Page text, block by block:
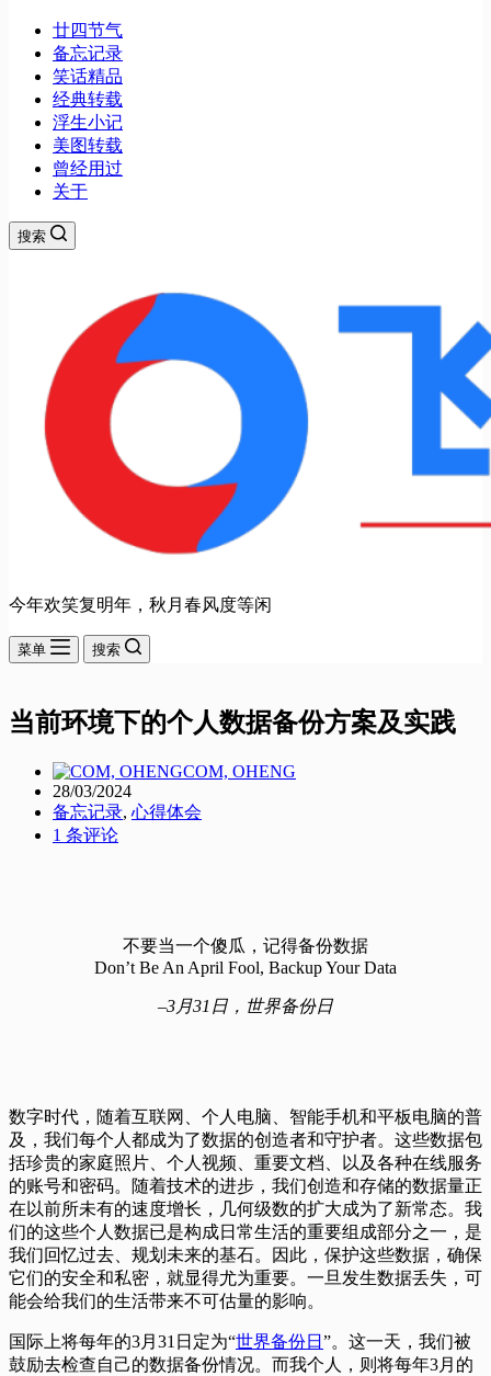
廿四节气
备忘记录
笑话精品
经典转载
浮生小记
美图转载
曾经用过
关于
搜索
今年欢笑复明年，秋月春风度等闲
菜单 搜索
当前环境下的个人数据备份方案及实践
COM, OHENG
28/03/2024
备忘记录, 心得体会
1 条评论
不要当一个傻瓜，记得备份数据
Don’t Be An April Fool, Backup Your Data
–3月31日，世界备份日
数字时代，随着互联网、个人电脑、智能手机和平板电脑的普
及，我们每个人都成为了数据的创造者和守护者。这些数据包
括珍贵的家庭照片、个人视频、重要文档、以及各种在线服务
的账号和密码。随着技术的进步，我们创造和存储的数据量正
在以前所未有的速度增长，几何级数的扩大成为了新常态。我
们的这些个人数据已是构成日常生活的重要组成部分之一，是
我们回忆过去、规划未来的基石。因此，保护这些数据，确保
它们的安全和私密，就显得尤为重要。一旦发生数据丢失，可
能会给我们的生活带来不可估量的影响。
国际上将每年的3月31日定为“世界备份日 ”。这一天，我们被
鼓励去检查自己的数据备份情况。而我个人，则将每年3月的